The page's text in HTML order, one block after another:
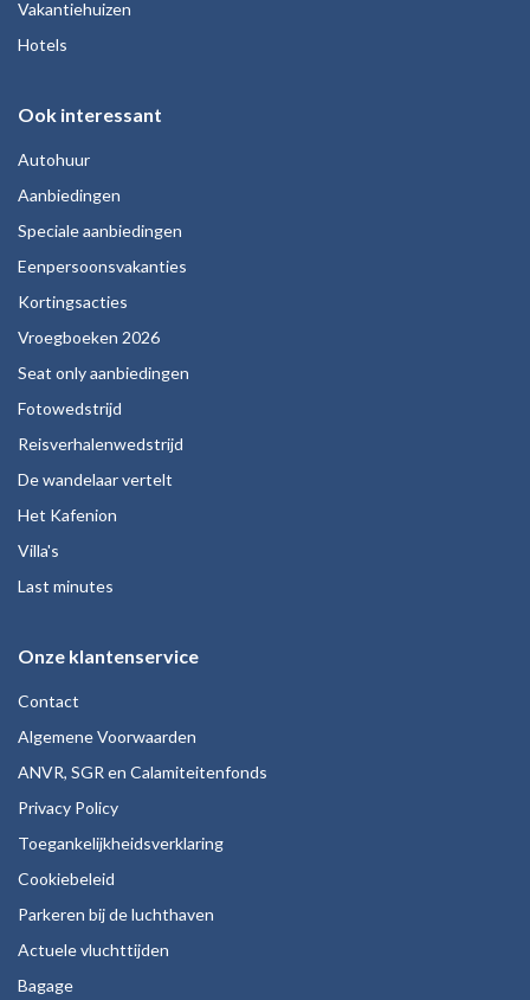
Vakantiehuizen
Hotels
Ook interessant
Autohuur
Aanbiedingen
Speciale aanbiedingen
Eenpersoonsvakanties
Kortingsacties
Vroegboeken 2026
Seat only aanbiedingen
Fotowedstrijd
Reisverhalenwedstrijd
De wandelaar vertelt
Het Kafenion
Villa's
Last minutes
Onze klantenservice
Contact
Algemene Voorwaarden
ANVR, SGR en Calamiteitenfonds
Privacy Policy
Toegankelijkheidsverklaring
Cookiebeleid
Parkeren bij de luchthaven
Actuele vluchttijden
Bagage